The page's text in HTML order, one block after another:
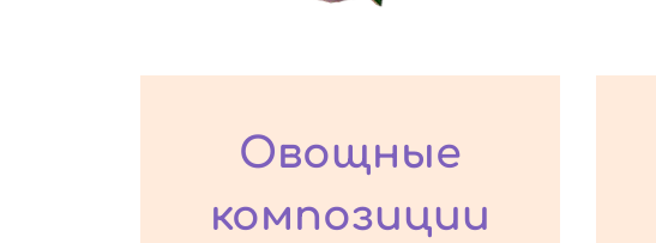
Овощные
композиции